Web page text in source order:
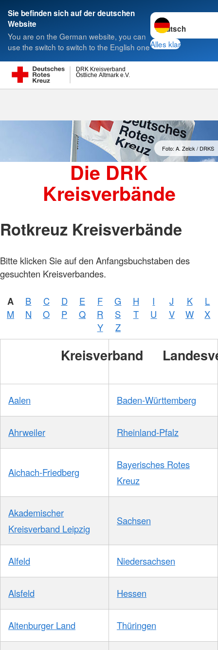
Sie befinden sich auf der deutschen
Website
You are on the German website, you can
use the switch to switch to the English one
Sprache wechseln
Alles klar
Östliche Altmark e.V.
DRK Kreisverband
Suche
Kreisverbände
Foto: A. Zelck / DRKS
Die DRK
Kreisverbände
Rotkreuz Kreisverbände
Bitte klicken Sie auf den Anfangsbuchstaben des
gesuchten Kreisverbandes.
A B C D E F G H I J K
L
M
N O P Q R S T U V W
X
Y
Z
Kreisverband
Aalen Baden-Württemberg
Ahrweiler Rheinland-Pfalz
Aichach-Friedberg
Bayerisches Rotes
Kreuz
Akademischer
Kreisverband Leipzig
Sachsen
Alfeld Niedersachsen
Alsfeld Hessen
Altenburger Land Thüringen